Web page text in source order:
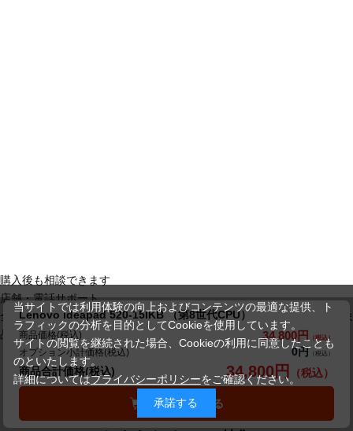
Lenovo ideapad 520-15IKB （第8世代CPU）
商品価格(税込) 34,800円
オプション小計価格(税込)
0円
商品合計価格(税込)
34,800円
カートに入れる
購入後も相談できます
店舗・電話サポート
全国25店舗とコールセンターで、購入後のご相談や操作のお困りごと
品質とサポートを詳しく見る
当サイトでは利用体験の向上およびコンテンツの最適な提供、ト
ラフィックの分析を目的としてCookieを使用しています。
サイトの閲覧を継続された場合、Cookieの利用に同意したことも
のといたします。
詳細についてはプライバシーポリシーをご確認ください。
承諾する